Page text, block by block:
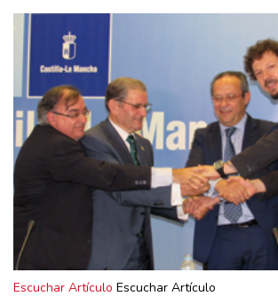
Escuchar Artículo Escuchar Artículo